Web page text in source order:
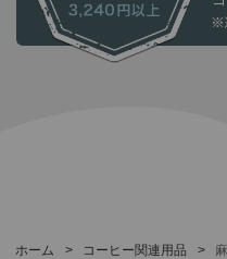
ホーム > コーヒー関連用品 >